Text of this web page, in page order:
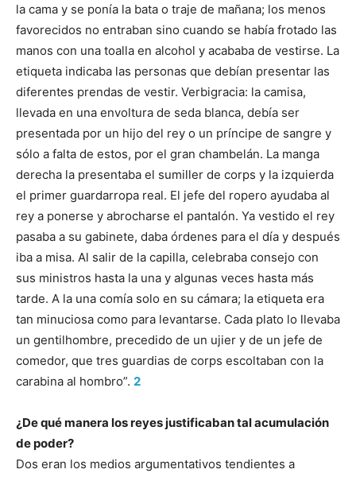
la cama y se ponía la bata o traje de mañana; los menos
favorecidos no entraban sino cuando se había frotado las
manos con una toalla en alcohol y acababa de vestirse. La
etiqueta indicaba las personas que debían presentar las
diferentes prendas de vestir. Verbigracia: la camisa,
llevada en una envoltura de seda blanca, debía ser
presentada por un hijo del rey o un príncipe de sangre y
sólo a falta de estos, por el gran chambelán. La manga
derecha la presentaba el sumiller de corps y la izquierda
el primer guardarropa real. El jefe del ropero ayudaba al
rey a ponerse y abrocharse el pantalón. Ya vestido el rey
pasaba a su gabinete, daba órdenes para el día y después
iba a misa. Al salir de la capilla, celebraba consejo con
sus ministros hasta la una y algunas veces hasta más
tarde. A la una comía solo en su cámara; la etiqueta era
tan minuciosa como para levantarse. Cada plato lo llevaba
un gentilhombre, precedido de un ujier y de un jefe de
comedor, que tres guardias de corps escoltaban con la
carabina al hombro”. 2
¿De qué manera los reyes justificaban tal acumulación
de poder?
Dos eran los medios argumentativos tendientes a